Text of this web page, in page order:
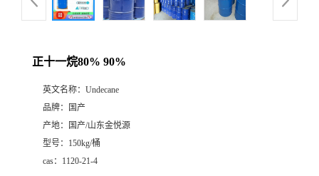
正十一烷80% 90%
英文名称： Undecane
品牌：
国产
产地：
国产/山东金悦源
型号： 150kg/桶
cas： 1120-21-4